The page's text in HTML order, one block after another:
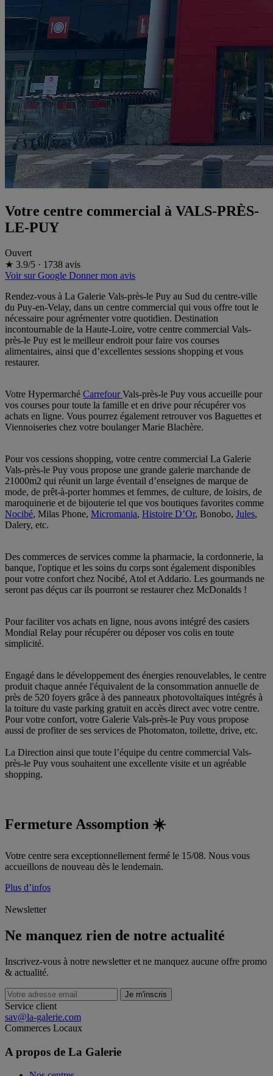
Votre centre commercial à VALS-PRÈS-
LE-PUY
Ouvert
★ 3.9/5 · 1738 avis
Voir sur Google Donner mon avis
Rendez-vous à La Galerie Vals-près-le Puy au Sud du centre-ville
du Puy-en-Velay, dans un centre commercial qui vous offre tout le
nécessaire pour agrémenter votre quotidien. Destination
incontournable de la Haute-Loire, votre centre commercial Vals-
près-le Puy est le meilleur endroit pour faire vos courses
alimentaires, ainsi que d’excellentes sessions shopping et vous
restaurer.
Votre Hypermarché CarrefourVals-près-le Puy vous accueille pour
vos courses pour toute la famille et en drive pour récupérer vos
achats en ligne. Vous pourrez également retrouver vos Baguettes et
Viennoiseries chez votre boulanger Marie Blachère.
Pour vos cessions shopping, votre centre commercial La Galerie
Vals-près-le Puy vous propose une grande galerie marchande de
21000m2 qui réunit un large éventail d’enseignes de marque de
mode, de prêt-à-porter hommes et femmes, de culture, de loisirs, de
maroquinerie et de bijouterie tel que vos boutiques favorites comme
Nocibé, Milas Phone, Micromania, Histoire D’Or, Bonobo, Jules,
Dalery, etc.
Des commerces de services comme la pharmacie, la cordonnerie, la
banque, l'optique et les soins du corps sont également disponibles
pour votre confort chez Nocibé, Atol et Addario. Les gourmands ne
seront pas déçus car ils pourront se restaurer chez McDonalds !
Pour faciliter vos achats en ligne, nous avons intégré des casiers
Mondial Relay pour récupérer ou déposer vos colis en toute
simplicité.
Engagé dans le développement des énergies renouvelables, le centre
produit chaque année l'équivalent de la consommation annuelle de
près de 520 foyers grâce à des panneaux photovoltaïques intégrés à
la toiture du vaste parking gratuit en accès direct avec votre centre.
Pour votre confort, votre Galerie Vals-près-le Puy vous propose
aussi de profiter de ses services de Photomaton, toilette, drive, etc.
La Direction ainsi que toute l’équipe du centre commercial Vals-
près-le Puy vous souhaitent une excellente visite et un agréable
shopping.
Fermeture Assomption ☀️
Votre centre sera exceptionnellement fermé le 15/08. Nous vous
accueillons de nouveau dès le lendemain.
Plus d’infos
Newsletter
Ne manquez rien de notre actualité
Inscrivez-vous à notre newsletter et ne manquez aucune offre promo
& actualité.
Je m'inscris
Service client
sav@la-galerie.com
Commerces Locaux
A propos de La Galerie